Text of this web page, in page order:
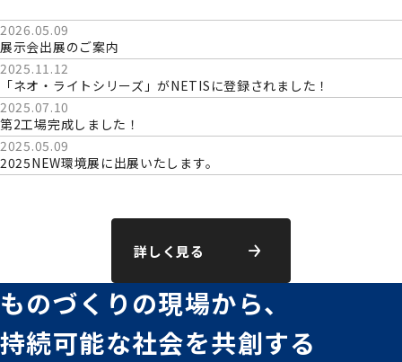
2026.05.09
展示会出展のご案内
2025.11.12
「ネオ・ライトシリーズ」がNETISに登録されました！
2025.07.10
第2工場完成しました！
2025.05.09
2025NEW環境展に出展いたします。
詳しく見る
ものづくりの現場から、
持続可能な社会を共創する